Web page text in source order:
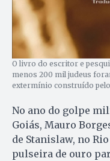
O livro do escritor e
menos 200 mil judeus
extermínio construído
No ano do golpe
Goiás, Mauro
de Stanislaw, no
pulseira de ouro